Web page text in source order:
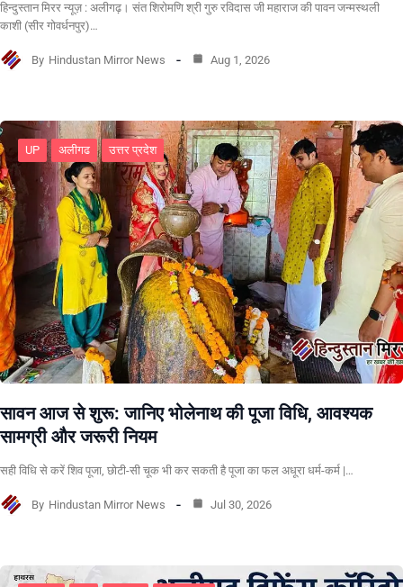
हिन्दुस्तान मिरर न्यूज़ : अलीगढ़। संत शिरोमणि श्री गुरु रविदास जी महाराज की पावन जन्मस्थली
काशी (सीर गोवर्धनपुर)…
By Hindustan Mirror News Aug 1, 2026
UP अलीगढ उत्तर प्रदेश
सावन आज से शुरू: जानिए भोलेनाथ की पूजा विधि, आवश्यक
सामग्री और जरूरी नियम
सही विधि से करें शिव पूजा, छोटी-सी चूक भी कर सकती है पूजा का फल अधूरा धर्म-कर्म |…
By Hindustan Mirror News Jul 30, 2026